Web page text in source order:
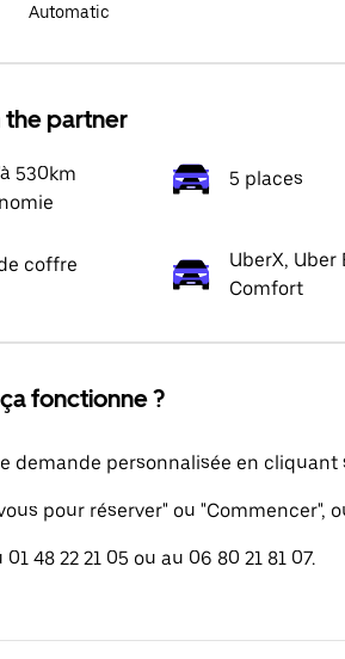
Automatic
the partner
530km
5 places
coffre
UberX, Uber
Comfort
fonctionne ?
demande personnalisée en cliquant
pour réserver" ou "Commencer",
48 22 21 05 ou au 06 80 21 81 07.